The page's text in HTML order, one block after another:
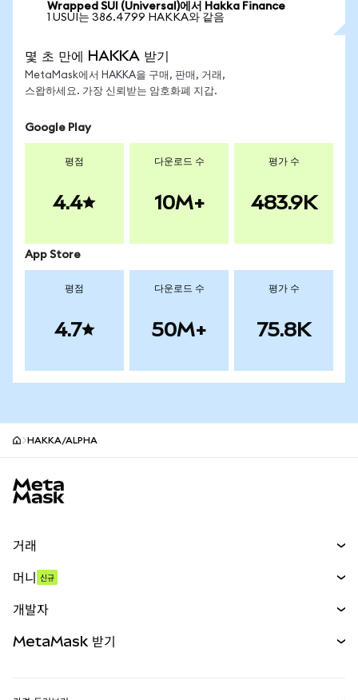
Wrapped SUI (Universal)에서 Hakka Finance
1 USUI는 386.4799 HAKKA와 같음
몇 초 만에 HAKKA 받기
MetaMask에서 HAKKA을 구매, 판매, 거래,
스왑하세요. 가장 신뢰받는 암호화폐 지갑.
Google Play
평점
4.4
다운로드 수
10M+
평가 수
483.9K
App Store
평점
4.7
다운로드 수
50M+
평가 수
75.8K
HAKKA/ALPHA
거래
무기한 선물
실물자산
머니 신규
개발자
MetaMask 받기